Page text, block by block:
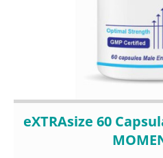
eXTRAsize 60